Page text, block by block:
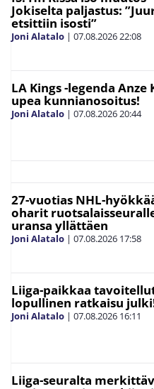
Jokiselta paljastus:
etsittiin isosti”
Joni Alatalo | 07.08.202622:08
LA Kings -legenda
upea kunnianosoitus!
Joni Alatalo | 07.08.202620:44
27-vuotias NHL-
oharit
uransa yllättäen
Joni Alatalo | 07.08.2026 17:58
Liiga-paikkaa
lopullinen ratkaisu
Joni Alatalo | 07.08.2026 16:11
Liiga-seuralta